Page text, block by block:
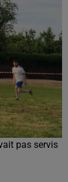
pas servis